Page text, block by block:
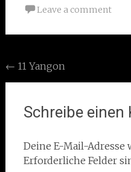
Leave a comment
Post
navigation
← 11 Yangon
Schreibe
Deine E-Mail-
Erforderliche Felder